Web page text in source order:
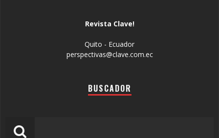
Revista Clave!
Quito - Ecuador
perspectivas@clave.com.ec
BUSCADOR